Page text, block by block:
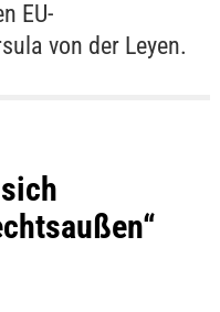
EU-
von der Leyen.